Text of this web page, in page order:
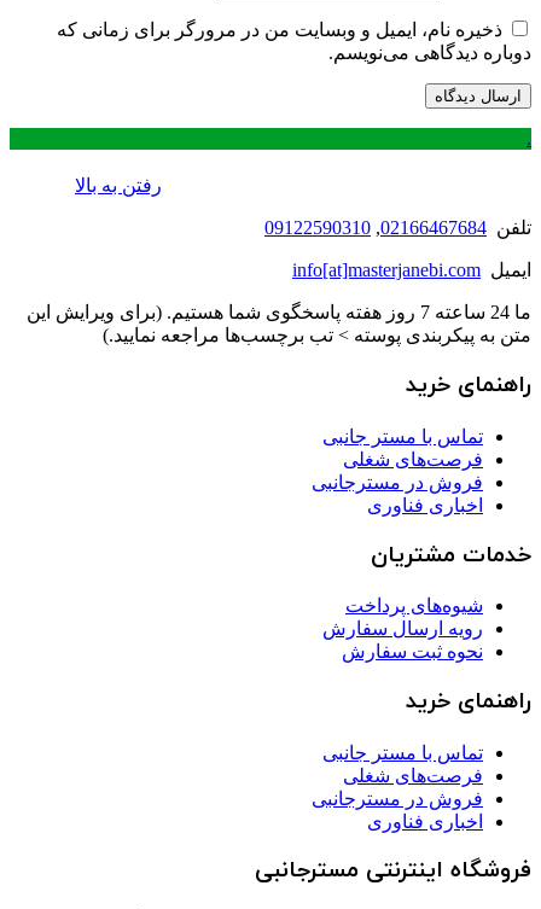
ذخیره نام، ایمیل و وبسایت من در مرورگر برای زمانی که
دوباره دیدگاهی می‌نویسم.
.
رفتن به بالا
تلفن 02166467684
,
09122590310
ایمیل info[at]masterjanebi.com
ما 24 ساعته 7 روز هفته پاسخگوی شما هستیم. (برای ویرایش این
متن به پیکربندی پوسته > تب برچسب‌ها مراجعه نمایید.)
راهنمای خرید
تماس با مستر جانبی
فرصت‌های شغلی
فروش در مسترجانبی
اخباری فناوری
خدمات مشتریان
شیوه‌های پرداخت
رویه ارسال سفارش
نحوه ثبت سفارش
راهنمای خرید
تماس با مستر جانبی
فرصت‌های شغلی
فروش در مسترجانبی
اخباری فناوری
فروشگاه اینترنتی مسترجانبی